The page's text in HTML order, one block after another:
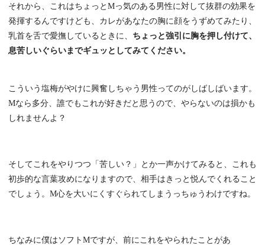
それから、これはちょっとMっ気のある男性に対して抜群の効果を
発揮するんですけども、カレがあなたの胸に顔をうずめてみたり、
乳首を舌で愛撫しているときに、 ちょっと強引に胸を押し付けて、
息苦しいぐらいまでギュッとしてみてください。
こういう塩梅がやけに興奮しちゃう男性ってのがしばしばいます。
Mなら多分、誰でもこれが好きだと思うので、やらないのは損かも
しれませんよ？
そしてこれをやりつつ「苦しい？」とか一声かけてみると、これも
初歩的な言葉攻めになりますので、相手はきっと悦んでくれること
でしょう。M心を大いにくすぐられてしまうっちゅうわけですね。
ちなみに僕はソフトMですが、前にこれをやられたことがあ